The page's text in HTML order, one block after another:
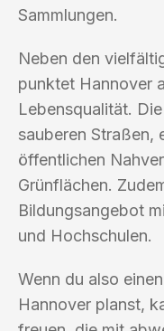
Sammlungen.
Neben den
punktet Hannover
Lebensqualität.
sauberen Straßen,
öffentlichen
Grünflächen.
Bildungsangebot
und Hochschulen.
Wenn du also
Hannover planst,